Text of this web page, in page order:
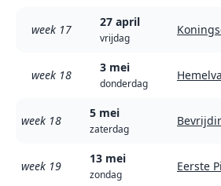
week 17
27 april
vrijdag
week 18
3 mei
donderdag
week 18
5 mei
zaterdag
week 19
13 mei
zondag
Eerste